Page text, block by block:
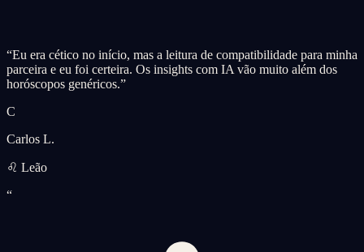
“Eu era cético no início, mas a leitura de compatibilidade para minha
parceira e eu foi certeira. Os insights com IA vão muito além dos
horóscopos genéricos.”
C
Carlos L.
♌ Leão
“